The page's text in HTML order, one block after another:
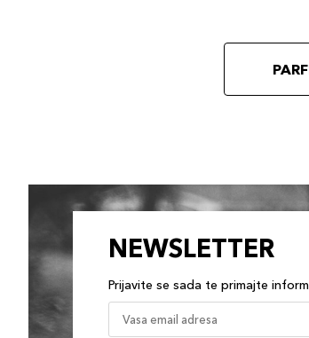
NEWSLETTER
Prijavite se sada te primajte